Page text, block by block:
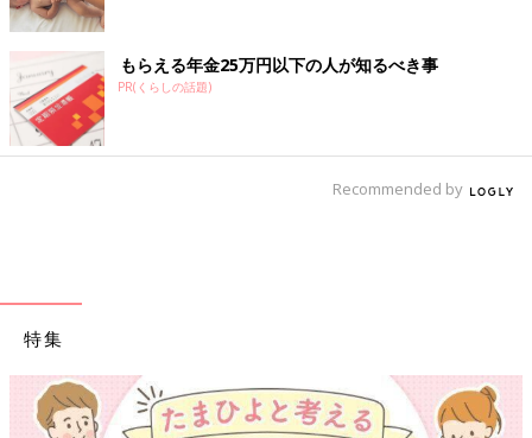
もらえる年金25万円以下の人が知るべき事
PR(くらしの話題)
Recommended by
特集
【ワクチン接種できるものも】妊婦の感染症対策、知っておいて！